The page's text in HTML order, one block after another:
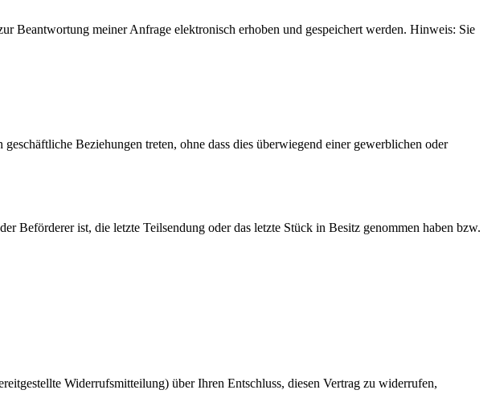
Beantwortung meiner Anfrage elektronisch erhoben und gespeichert werden. Hinweis: Sie
Beziehungen treten, ohne dass dies überwiegend einer gewerblichen oder
Beförderer ist, die letzte Teilsendung oder das letzte Stück in Besitz genommen haben bzw.
Widerrufsmitteilung) über Ihren Entschluss, diesen Vertrag zu widerrufen,